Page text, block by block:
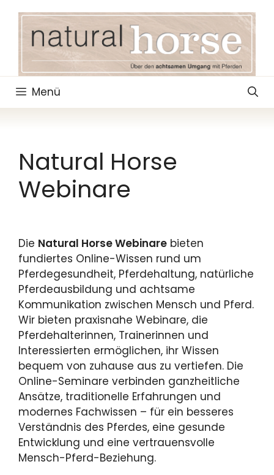
springen
Menü
Natural Horse
Webinare
Die Natural Horse Webinare bieten
fundiertes Online-Wissen rund um
Pferdegesundheit, Pferdehaltung, natürliche
Pferdeausbildung und achtsame
Kommunikation zwischen Mensch und Pferd.
Wir bieten praxisnahe Webinare, die
Pferdehalterinnen, Trainerinnen und
Interessierten ermöglichen, ihr Wissen
bequem von zuhause aus zu vertiefen. Die
Online-Seminare verbinden ganzheitliche
Ansätze, traditionelle Erfahrungen und
modernes Fachwissen – für ein besseres
Verständnis des Pferdes, eine gesunde
Entwicklung und eine vertrauensvolle
Mensch-Pferd-Beziehung.